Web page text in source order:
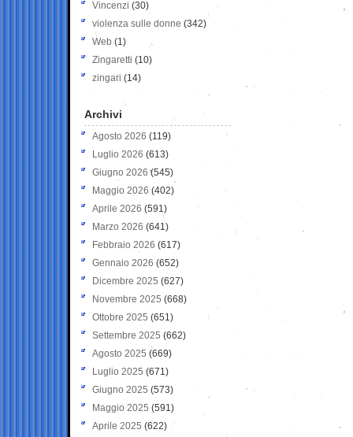
Vincenzi (30)
violenza sulle donne (342)
Web (1)
Zingaretti (10)
zingari (14)
Archivi
Agosto 2026 (119)
Luglio 2026 (613)
Giugno 2026 (545)
Maggio 2026 (402)
Aprile 2026 (591)
Marzo 2026 (641)
Febbraio 2026 (617)
Gennaio 2026 (652)
Dicembre 2025 (627)
Novembre 2025 (668)
Ottobre 2025 (651)
Settembre 2025 (662)
Agosto 2025 (669)
Luglio 2025 (671)
Giugno 2025 (573)
Maggio 2025 (591)
Aprile 2025 (622)